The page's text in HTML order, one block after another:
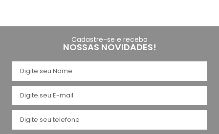
Cadastre-se e receba
NOSSAS NOVIDADES!